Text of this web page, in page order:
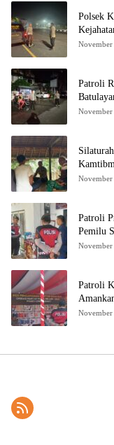
Polsek
Patroli
Patroli
Pemilu
Patroli